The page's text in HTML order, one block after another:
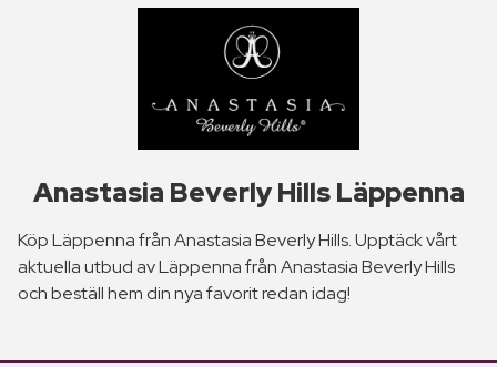
Anastasia Beverly Hills Läppenna
Köp Läppenna från Anastasia Beverly Hills. Upptäck vårt
aktuella utbud av Läppenna från Anastasia Beverly Hills
och beställ hem din nya favorit redan idag!